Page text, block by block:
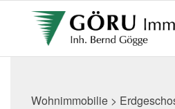
Wohnimmobilie >